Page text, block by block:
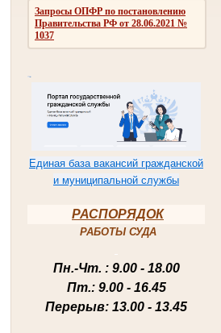
Запросы ОПФР по постановлению
Правительства РФ от 28.06.2021 №
1037
Единая база вакансий гражданской
и муниципальной службы
РАСПОРЯДОК
РАБОТЫ СУДА
Пн.-Чт. : 9.00 - 18.00
Пт.: 9.00 - 16.45
Перерыв: 13.00 - 13.45